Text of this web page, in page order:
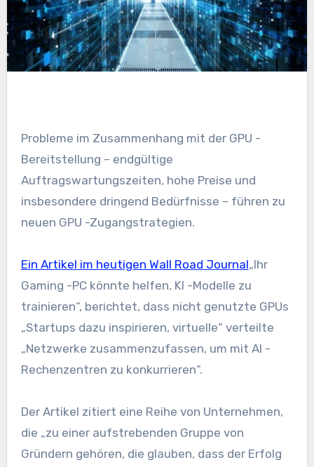
Probleme im Zusammenhang mit der GPU -
Bereitstellung – endgültige
Auftragswartungszeiten, hohe Preise und
insbesondere dringend Bedürfnisse – führen zu
neuen GPU -Zugangstrategien.
Ein Artikel im heutigen Wall Road Journal„Ihr
Gaming -PC könnte helfen, KI -Modelle zu
trainieren“, berichtet, dass nicht genutzte GPUs
„Startups dazu inspirieren, virtuelle“ verteilte
„Netzwerke zusammenzufassen, um mit AI -
Rechenzentren zu konkurrieren“.
Der Artikel zitiert eine Reihe von Unternehmen,
die „zu einer aufstrebenden Gruppe von
Gründern gehören, die glauben, dass der Erfolg